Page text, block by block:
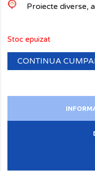
Proiecte diverse,
Stoc epuizat
CONTINUA